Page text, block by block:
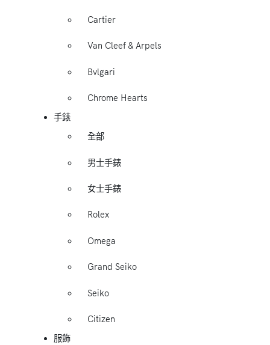
Cartier
Van Cleef & Arpels
Bvlgari
Chrome Hearts
手錶
全部
男士手錶
女士手錶
Rolex
Omega
Grand Seiko
Seiko
Citizen
服飾